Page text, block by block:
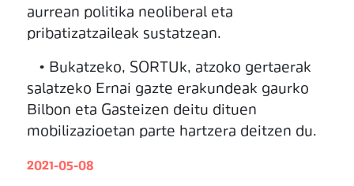
aurrean politika neoliberal eta
pribatizatzaileak sustatzean.
• Bukatzeko, SORTUk, atzoko gertaerak
salatzeko Ernai gazte erakundeak gaurko
Bilbon eta Gasteizen deitu dituen
mobilizazioetan parte hartzera deitzen du.
2021-05-08